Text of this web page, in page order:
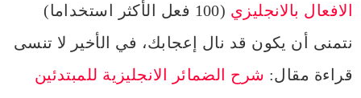
الافعال بالانجليزي
(100 فعل الأكثر استخداما)
نتمنى أن يكون قد نال إعجابك، في الأخير لا تنسى
قراءة مقال: شرح الضمائر الانجليزية للمبتدئين